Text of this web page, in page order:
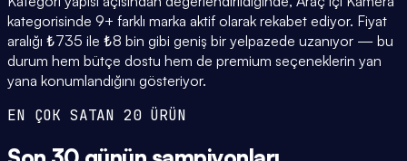
kategorisinde 9+ farklı marka aktif olarak rekabet ediyor. Fiyat
aralığı ₺735 ile ₺8 bin gibi geniş bir yelpazede uzanıyor — bu
durum hem bütçe dostu hem de premium seçeneklerin yan
yana konumlandığını gösteriyor.
EN ÇOK SATAN 20 ÜRÜN